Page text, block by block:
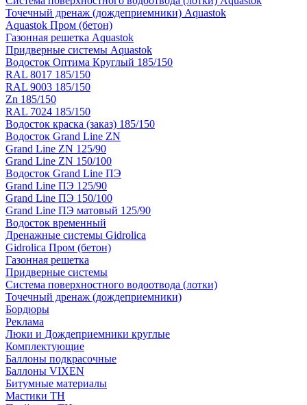
Точечный дренаж (дождеприемники) Aquastok
Aquastok Пром (бетон)
Газонная решетка Aquastok
Придверные системы Aquastok
Водосток Оптима Круглый 185/150
RAL 8017 185/150
RAL 9003 185/150
Zn 185/150
RAL 7024 185/150
Водосток краска (заказ) 185/150
Водосток Grand Line ZN
Grand Line ZN 125/90
Grand Line ZN 150/100
Водосток Grand Line ПЭ
Grand Line ПЭ 125/90
Grand Line ПЭ 150/100
Grand Line ПЭ матовый 125/90
Водосток временный
Дренажные системы Gidrolica
Gidrolica Пром (бетон)
Газонная решетка
Придверные системы
Система поверхностного водоотвода (лотки)
Точечный дренаж (дождеприемники)
Бордюры
Рекламa
Люки и Дождеприемники круглые
Комплектующие
Баллоны подкрасочные
Баллоны VIXEN
Битумные материалы
Мастики ТН